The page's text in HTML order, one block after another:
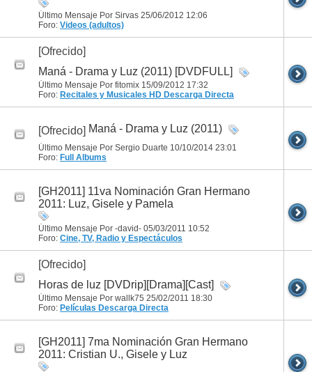
Último Mensaje Por Sirvas 25/06/2012 12:06
Foro: Videos (adultos)
[Ofrecido]
Maná - Drama y Luz (2011) [DVDFULL]
Último Mensaje Por fitomix 15/09/2012 17:32
Foro: Recitales y Musicales HD Descarga Directa
[Ofrecido] Maná - Drama y Luz (2011)
Último Mensaje Por Sergio Duarte 10/10/2014 23:01
Foro: Full Albums
[GH2011] 11va Nominación Gran Hermano
2011: Luz, Gisele y Pamela
Último Mensaje Por -david- 05/03/2011 10:52
Foro: Cine, TV, Radio y Espectáculos
[Ofrecido]
Horas de luz [DVDrip][Drama][Cast]
Último Mensaje Por wallk75 25/02/2011 18:30
Foro: Películas Descarga Directa
[GH2011] 7ma Nominación Gran Hermano
2011: Cristian U., Gisele y Luz